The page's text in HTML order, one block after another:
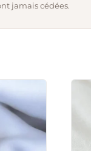
jamais cédées.